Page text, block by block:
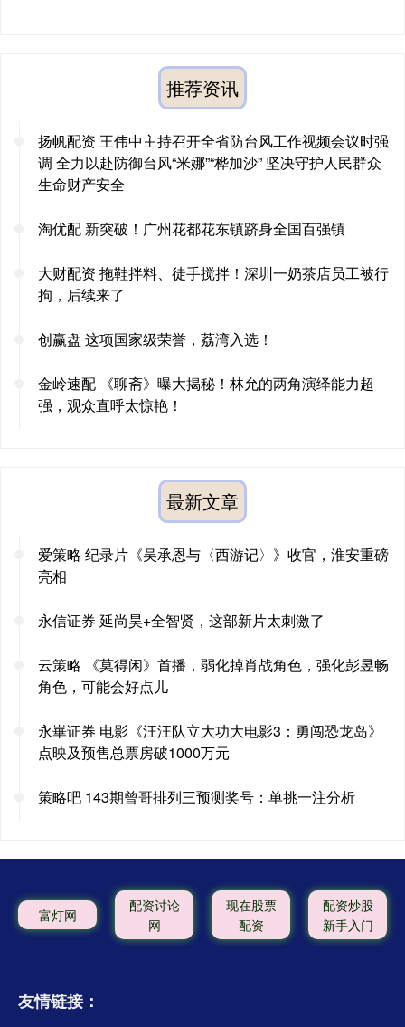
推荐资讯
扬帆配资 王伟中主持召开全省防台风工作视频会议时强
调 全力以赴防御台风“米娜”“桦加沙” 坚决守护人民群众
生命财产安全
淘优配 新突破！广州花都花东镇跻身全国百强镇
大财配资 拖鞋拌料、徒手搅拌！深圳一奶茶店员工被行
拘，后续来了
创赢盘 这项国家级荣誉，荔湾入选！
金岭速配 《聊斋》曝大揭秘！林允的两角演绎能力超
强，观众直呼太惊艳！
最新文章
爱策略 纪录片《吴承恩与〈西游记〉》收官，淮安重磅
亮相
永信证券 延尚昊+全智贤，这部新片太刺激了
云策略 《莫得闲》首播，弱化掉肖战角色，强化彭昱畅
角色，可能会好点儿
永崋证券 电影《汪汪队立大功大电影3：勇闯恐龙岛》
点映及预售总票房破1000万元
策略吧 143期曾哥排列三预测奖号：单挑一注分析
富灯网
配资讨论
网
现在股票
配资
配资炒股
新手入门
友情链接：